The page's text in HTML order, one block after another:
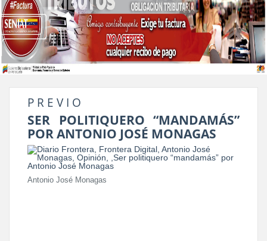
P R E V I O
SER POLITIQUERO “MANDAMÁS”
POR ANTONIO JOSÉ MONAGAS
Antonio José Monagas